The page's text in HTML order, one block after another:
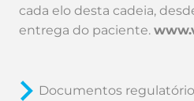
cada elo desta cadeia,
entrega do paciente.
Documentos